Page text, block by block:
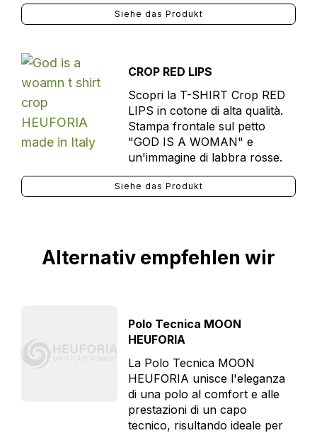
Siehe das Produkt
CROP RED LIPS
Scopri la T-SHIRT Crop RED
LIPS in cotone di alta qualità.
Stampa frontale sul petto
"GOD IS A WOMAN" e
un'immagine di labbra rosse.
Siehe das Produkt
Alternativ empfehlen wir
Polo Tecnica MOON
HEUFORIA
La Polo Tecnica MOON
HEUFORIA unisce l'eleganza
di una polo al comfort e alle
prestazioni di un capo
tecnico, risultando ideale per